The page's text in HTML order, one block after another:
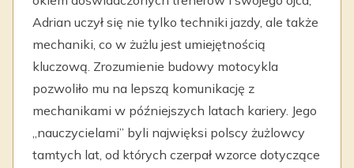
Adrian uczył się nie tylko techniki jazdy, ale także
mechaniki, co w żużlu jest umiejętnością
kluczową. Zrozumienie budowy motocykla
pozwoliło mu na lepszą komunikację z
mechanikami w późniejszych latach kariery. Jego
„nauczycielami” byli najwięksi polscy żużlowcy
tamtych lat, od których czerpał wzorce dotyczące